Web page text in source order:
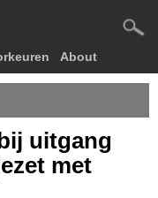
About
uitgang
met